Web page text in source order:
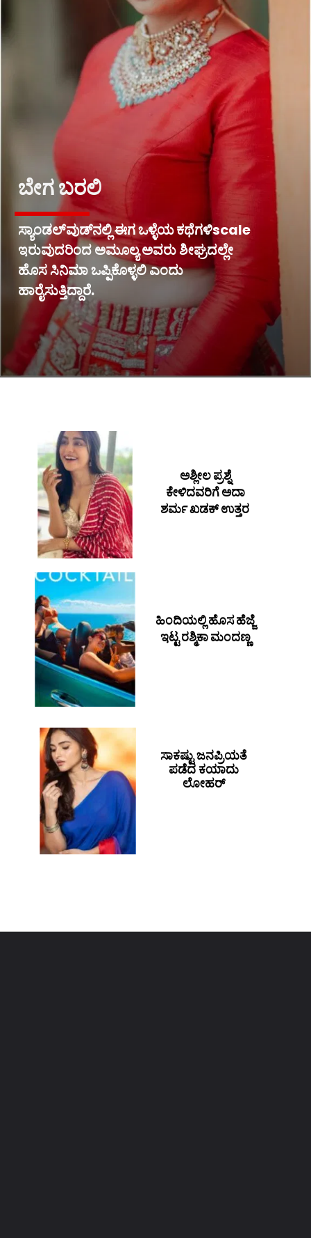
ಬೇಗ ಬರಲಿ
ಸ್ಯಾಂಡಲ್‌ವುಡ್‌ನಲ್ಲಿ ಈಗ ಒಳ್ಳೆಯ ಕಥೆಗಳಿscale
ಇರುವುದರಿಂದ ಅಮೂಲ್ಯ ಅವರು ಶೀಘ್ರದಲ್ಲೇ
ಹೊಸ ಸಿನಿಮಾ ಒಪ್ಪಿಕೊಳ್ಳಲಿ ಎಂದು
ಹಾರೈಸುತ್ತಿದ್ದಾರೆ.
ಹಿಂದಿಯಲ್ಲಿ ಹೊಸ ಹೆಜ್ಜೆ
ಇಟ್ಟ ರಶ್ಮಿಕಾ ಮಂದಣ್ಣ
ಸಾಕಷ್ಟು ಜನಪ್ರಿಯತೆ
ಪಡೆದ ಕಯಾದು
ಲೋಹರ್
ಅಶ್ಲೀಲ ಪ್ರಶ್ನೆ
ಕೇಳಿದವರಿಗೆ ಅದಾ
ಶರ್ಮ ಖಡಕ್ ಉತ್ತರ